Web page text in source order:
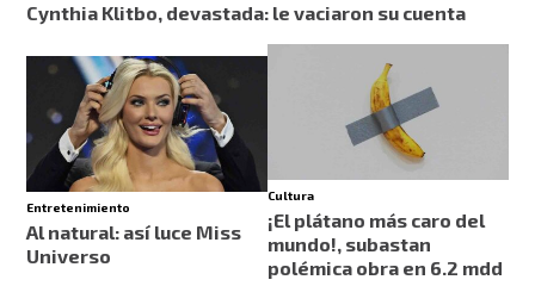
Cynthia Klitbo, devastada: le vaciaron su cuenta
Entretenimiento
Al natural: así luce Miss
Universo
Cultura
¡El plátano más caro del
mundo!, subastan
polémica obra en 6.2 mdd